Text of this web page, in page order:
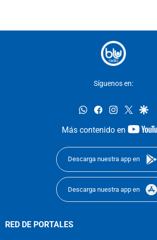
Síguenos en:
whatsappfacebookinstagram
twitter
Más contenido en
Descarga nuestra app en
Descarga nuestra app en
RED DE PORTALES